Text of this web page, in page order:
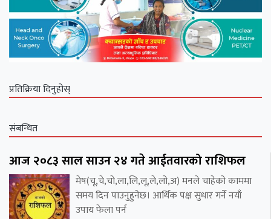
प्रतिक्रिया दिनुहोस्
संबन्धित
आज २०८३ साल साउन २४ गते आईतवारको राशिफल
मेष(चू,चे,चो,ला,लि,लू,ले,लो,अ) मनले चाहेको काममा
समय दिन पाउनुहुनेछ। आर्थिक पक्ष सुधार गर्ने नयाँ
उपाय फेला पर्न